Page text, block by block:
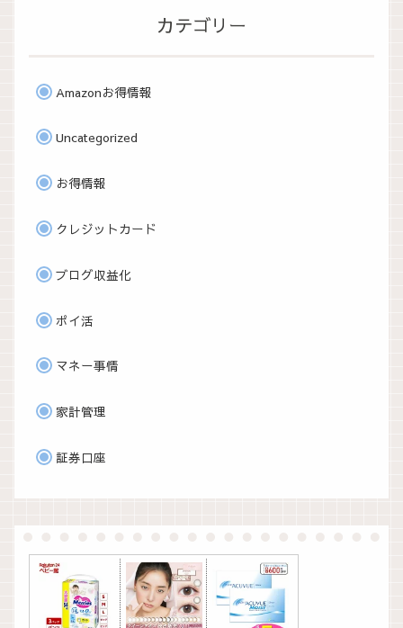
カテゴリー
Amazonお得情報
Uncategorized
お得情報
クレジットカード
ブログ収益化
ポイ活
マネー事情
家計管理
証券口座